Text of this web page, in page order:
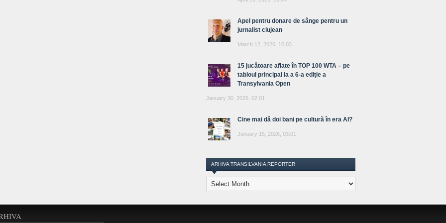
Apel pentru donare de sânge pentru un
jurnalist clujean
March 12, 2026, 10:03
15 jucătoare aflate în TOP 100 WTA – pe
tabloul principal la a 6-a ediție a
Transylvania Open
January 30, 2026, 02:01
Cine mai dă doi bani pe cultură în era AI?
January 15, 2026, 03:01
ARHIVA TRANSILVANIA REPORTER
Arhiva
Transilvania